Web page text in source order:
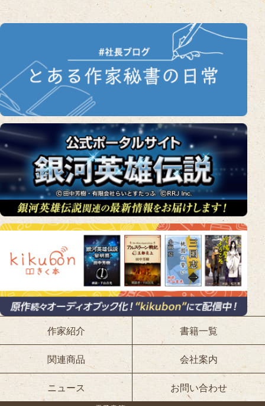
作家紹介 書籍一覧
関連商品 会社案内
ニュース お問い合わせ